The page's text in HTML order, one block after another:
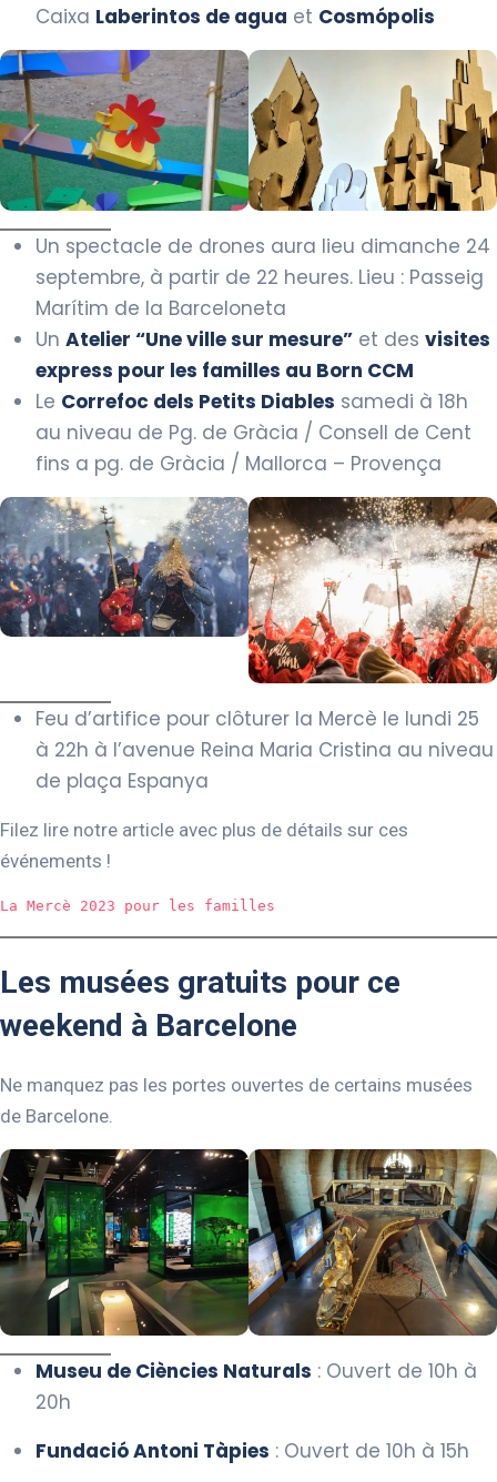
Caixa Laberintos de agua et Cosmópolis
Un spectacle de drones aura lieu dimanche 24
septembre, à partir de 22 heures. Lieu : Passeig
Marítim de la Barceloneta
Un Atelier “Une ville sur mesure” et des visites
express pour les familles au Born CCM
Le Correfoc dels Petits Diables samedi à 18h
au niveau de Pg. de Gràcia / Consell de Cent
fins a pg. de Gràcia / Mallorca – Provença
Feu d’artifice pour clôturer la Mercè le lundi 25
à 22h à l’avenue Reina Maria Cristina au niveau
de plaça Espanya
Filez lire notre article avec plus de détails sur ces
événements !
La Mercè 2023 pour les familles
Les musées gratuits pour ce
weekend à Barcelone
Ne manquez pas les portes ouvertes de certains musées
de Barcelone.
Museu de Ciències Naturals : Ouvert de 10h à
20h
Fundació Antoni Tàpies : Ouvert de 10h à 15h